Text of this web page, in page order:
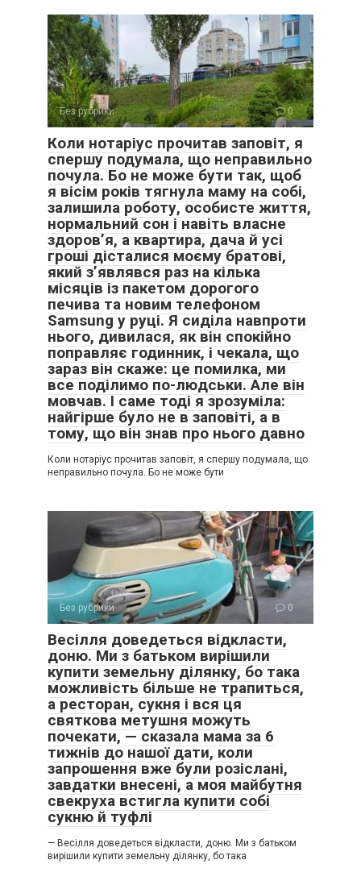
Без рубрики 0
Коли нотаріус прочитав заповіт, я
спершу подумала, що неправильно
почула. Бо не може бути так, щоб
я вісім років тягнула маму на собі,
залишила роботу, особисте життя,
нормальний сон і навіть власне
здоров’я, а квартира, дача й усі
гроші дісталися моєму братові,
який з’являвся раз на кілька
місяців із пакетом дорогого
печива та новим телефоном
Samsung у руці. Я сиділа навпроти
нього, дивилася, як він спокійно
поправляє годинник, і чекала, що
зараз він скаже: це помилка, ми
все поділимо по-людськи. Але він
мовчав. І саме тоді я зрозуміла:
найгірше було не в заповіті, а в
тому, що він знав про нього давно
Коли нотаріус прочитав заповіт, я спершу подумала, що
неправильно почула. Бо не може бути
Без рубрики 0
Весілля доведеться відкласти,
доню. Ми з батьком вирішили
купити земельну ділянку, бо така
можливість більше не трапиться,
а ресторан, сукня і вся ця
святкова метушня можуть
почекати, — сказала мама за 6
тижнів до нашої дати, коли
запрошення вже були розіслані,
завдатки внесені, а моя майбутня
свекруха встигла купити собі
сукню й туфлі
— Весілля доведеться відкласти, доню. Ми з батьком
вирішили купити земельну ділянку, бо така